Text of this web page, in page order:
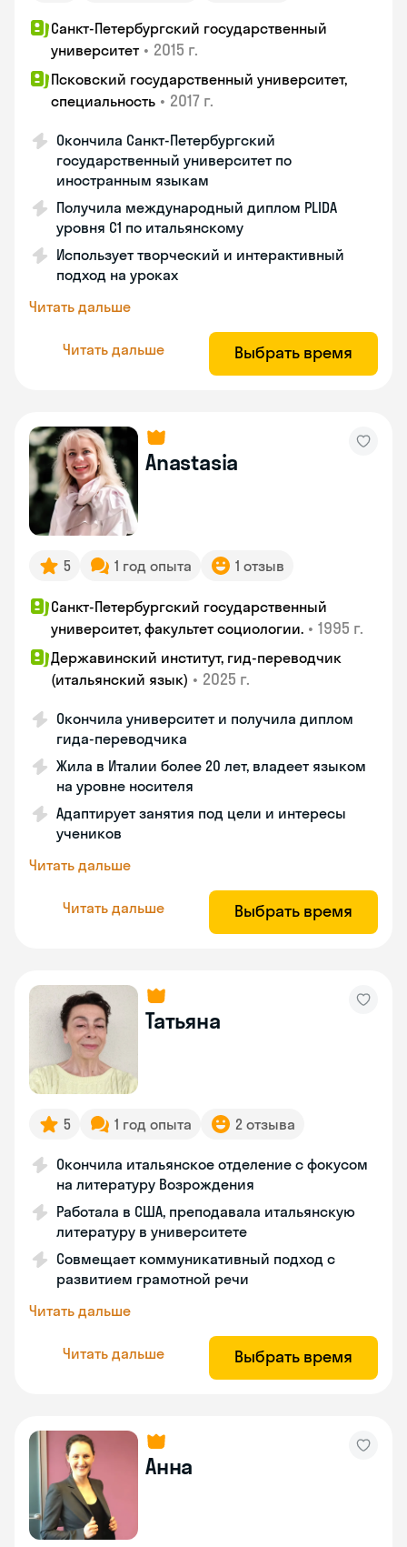
Санкт-Петербургский государственный
университет • 2015 г.
Псковский государственный университет,
специальность • 2017 г.
Окончила Санкт-Петербургский
государственный университет по
иностранным языкам
Получила международный диплом PLIDA
уровня С1 по итальянскому
Использует творческий и интерактивный
подход на уроках
Читать дальше
Читать дальше Выбрать время
Anastasia
5 1 год опыта 1 отзыв
Санкт-Петербургский государственный
университет, факультет социологии. • 1995 г.
Державинский институт, гид-переводчик
(итальянский язык) • 2025 г.
Окончила университет и получила диплом
гида-переводчика
Жила в Италии более 20 лет, владеет языком
на уровне носителя
Адаптирует занятия под цели и интересы
учеников
Читать дальше
Читать дальше Выбрать время
Татьяна
5 1 год опыта 2 отзыва
Окончила итальянское отделение с фокусом
на литературу Возрождения
Работала в США, преподавала итальянскую
литературу в университете
Совмещает коммуникативный подход с
развитием грамотной речи
Читать дальше
Читать дальше Выбрать время
Анна